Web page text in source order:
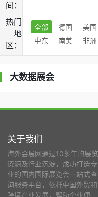
间：
热门
地
区：
全部 德国 美国
中东
南美 非洲
大数据展会
关于我们
海外会展网通过10多年的展览
资源及行业沉淀，成功打造专
业的国内国际展览会一站式查
询服务平台，依托中国外贸和
跨境产业发展，帮助企业便